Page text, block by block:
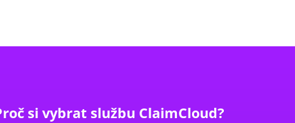
si vybrat službu ClaimCloud?